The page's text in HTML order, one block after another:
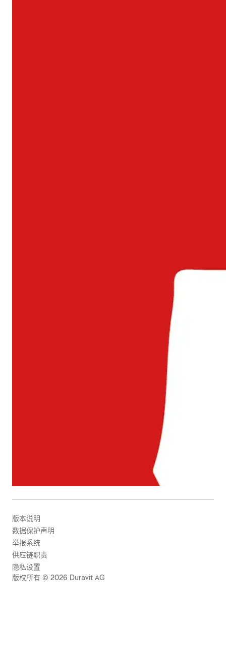
版本说明
数据保护声明
举报系统
供应链职责
隐私设置
版权所有 © 2026 Duravit AG